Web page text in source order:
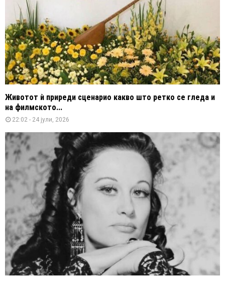
Животот ѝ приреди сценарио какво што ретко се гледа и
на филмското...
22:02 - 24 јули, 2026